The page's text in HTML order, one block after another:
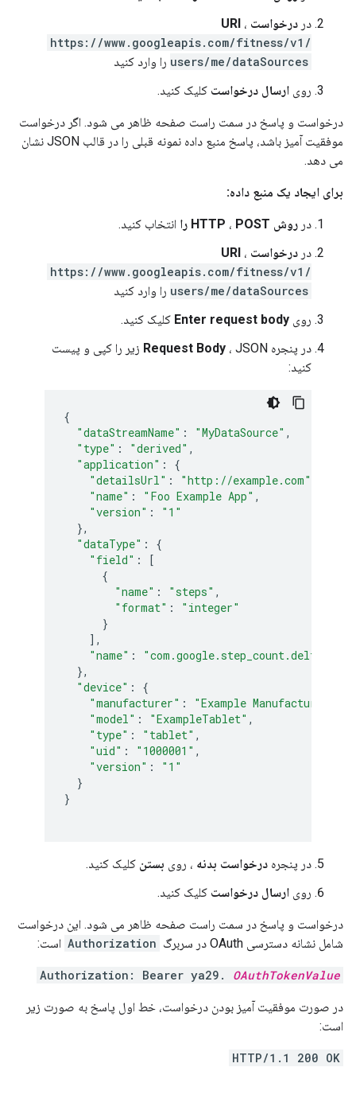
در درخواست URI ،
https://www.googleapis.com/fitness/v1/
users/me/dataSources را وارد کنید
روی ارسال درخواست کلیک کنید.
درخواست و پاسخ در سمت راست صفحه ظاهر می شود. اگر درخواست
موفقیت آمیز باشد، پاسخ منبع داده نمونه قبلی را در قالب JSON نشان
می دهد.
برای ایجاد یک منبع داده:
در روش HTTP ، POST را
انتخاب کنید.
در درخواست URI ،
https://www.googleapis.com/fitness/v1/
users/me/dataSources را وارد کنید
روی Enter request body کلیک کنید.
در پنجره
Request Body ، JSON زیر را کپی و پیست
کنید:
{
"dataStreamName" : "MyDataSource" ,
"type" : "derived" ,
"application" :
{
"detailsUrl" : "http://example.com"
"name" : "Foo Example App" ,
"version" :
"1"
},
"dataType" :
{
"field" :
[
{
"name" : "steps" ,
"format" :
"integer"
}
],
"name" :
"com.google.step_count.delta"
},
"device" :
{
"manufacturer" : "Example Manufacturer"
"model" : "ExampleTablet" ,
"type" : "tablet" ,
"uid" : "1000001" ,
"version" :
"1"
}
}
در پنجره درخواست بدنه ، روی بستن کلیک کنید.
روی ارسال درخواست کلیک کنید.
درخواست و پاسخ در سمت راست صفحه ظاهر می شود. این درخواست
شامل نشانه دسترسی OAuth در سربرگ
Authorization است:
Authorization: Bearer ya29. OAuthTokenValue
در صورت موفقیت آمیز بودن درخواست، خط اول پاسخ به صورت زیر
است:
HTTP/1.1 200 OK